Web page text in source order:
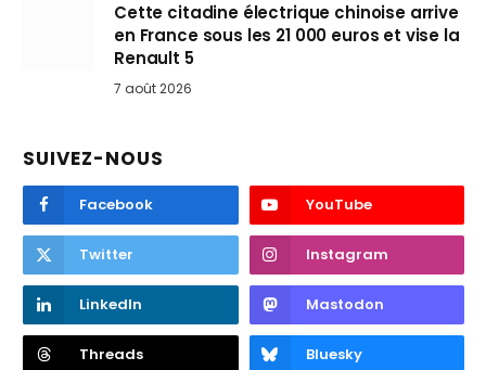
Cette citadine électrique chinoise arrive
en France sous les 21 000 euros et vise la
Renault 5
7 août 2026
SUIVEZ-NOUS
Facebook YouTube
Twitter Instagram
LinkedIn Mastodon
Threads Bluesky